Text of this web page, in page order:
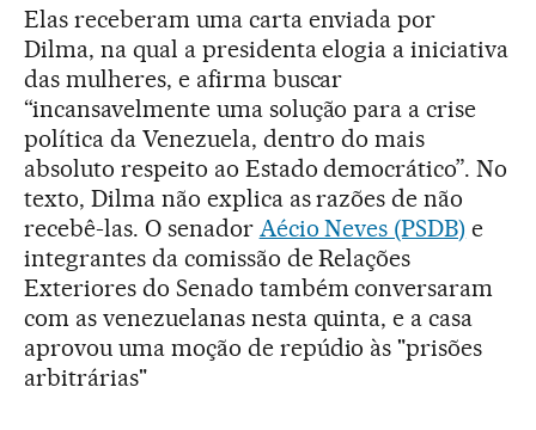
Elas receberam uma carta enviada por
Dilma, na qual a presidenta elogia a iniciativa
das mulheres, e afirma buscar
“incansavelmente uma solução para a crise
política da Venezuela, dentro do mais
absoluto respeito ao Estado democrático”. No
texto, Dilma não explica as razões de não
recebê-las. O senador Aécio Neves (PSDB) e
integrantes da comissão de Relações
Exteriores do Senado também conversaram
com as venezuelanas nesta quinta, e a casa
aprovou uma moção de repúdio às "prisões
arbitrárias"